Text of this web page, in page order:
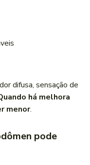
difusa, sensação de
há melhora
menor.
pode